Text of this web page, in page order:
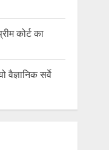
कोर्ट का
वैज्ञानिक सर्वे